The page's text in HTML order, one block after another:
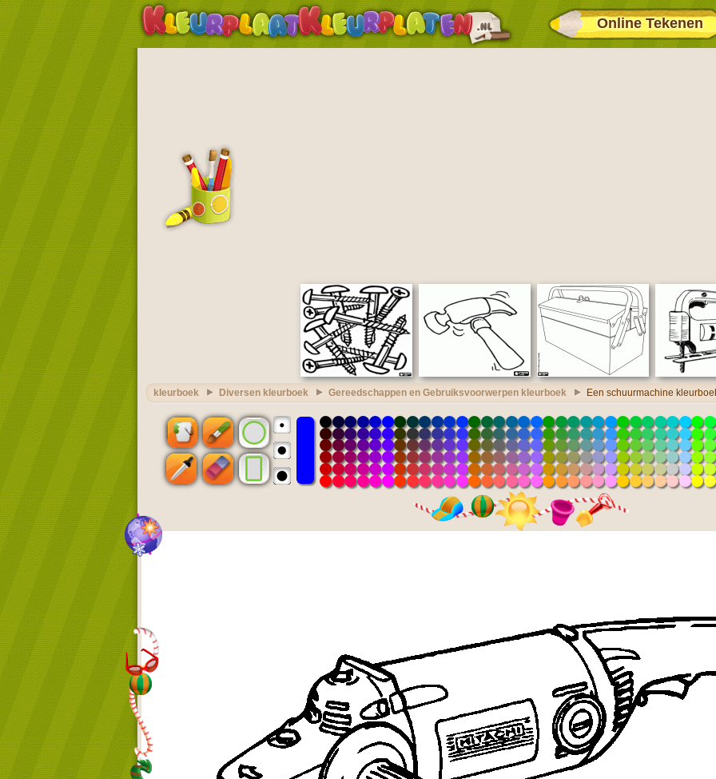
Online Tekenen
kleurboek Diversen kleurboek Gereedschappen en Gebruiksvoorwerpen kleurboek Een schuurmachine